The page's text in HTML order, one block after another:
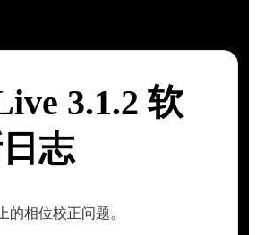
3.1.2 软
志
的相位校正问题。